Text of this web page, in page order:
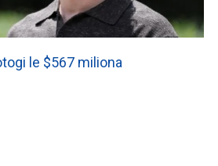
le $567 miliona